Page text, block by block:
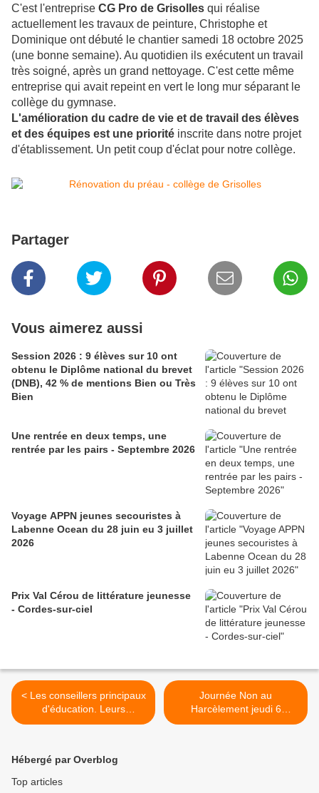
C'est l'entreprise CG Pro de Grisolles qui réalise
actuellement les travaux de peinture, Christophe et
Dominique ont débuté le chantier samedi 18 octobre 2025
(une bonne semaine). Au quotidien ils exécutent un travail
très soigné, après un grand nettoyage. C'est cette même
entreprise qui avait repeint en vert le long mur séparant le
collège du gymnase.
L'amélioration du cadre de vie et de travail des élèves
et des équipes est une priorité inscrite dans notre projet
d'établissement. Un petit coup d'éclat pour notre collège.
Partager
Vous aimerez aussi
Session 2026 : 9 élèves sur 10 ont
obtenu le Diplôme national du brevet
(DNB), 42 % de mentions Bien ou Très
Bien
Une rentrée en deux temps, une
rentrée par les pairs - Septembre 2026
Voyage APPN jeunes secouristes à
Labenne Ocean du 28 juin eu 3 juillet
2026
Prix Val Cérou de littérature jeunesse
- Cordes-sur-ciel
< Les conseillers principaux
d'éducation. Leurs
missions. Mme DOBLER et
Journée Non au
Harcèlement jeudi 6
novembre 2025 >
Hébergé par Overblog
Top articles